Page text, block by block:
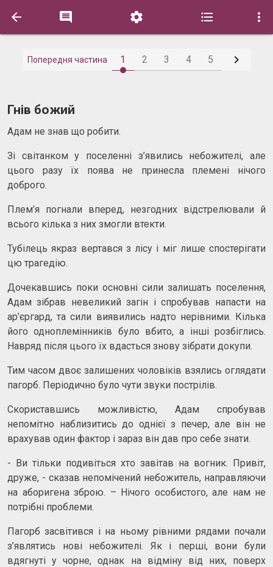
    
Попередня частина 1 2 3 4 5 
Гнів божий
Адам не знав що робити.
Зі світанком у поселенні з’явились небожителі, але
цього разу їх поява не принесла племені нічого
доброго.
Плем’я погнали вперед, незгодних відстрелювали й
всього кілька з них змогли втекти.
Тубілець якраз вертався з лісу і міг лише спостерігати
цю трагедію.
Дочекавшись поки основні сили залишать поселення,
Адам зібрав невеликий загін і спробував напасти на
ар’єргард, та сили виявились надто нерівними. Кілька
його одноплемінників було вбито, а інші розбіглись.
Навряд після цього їх вдасться знову зібрати докупи.
Тим часом двоє залишених чоловіків взялись оглядати
пагорб. Періодично було чути звуки пострілів.
Скориставшись можливістю, Адам спробував
непомітно наблизитись до однієї з печер, але він не
врахував один фактор і зараз він дав про себе знати.
- Ви тільки подивіться хто завітав на вогник. Привіт,
друже, - сказав непомічений небожитель, направляючи
на аборигена зброю. – Нічого особистого, але нам не
потрібні проблеми.
Пагорб засвітився і на ньому рівними рядами почали
з’являтись нові небожителі. Як і перші, вони були
вдягнуті у чорне, однак на відміну від них, поверх